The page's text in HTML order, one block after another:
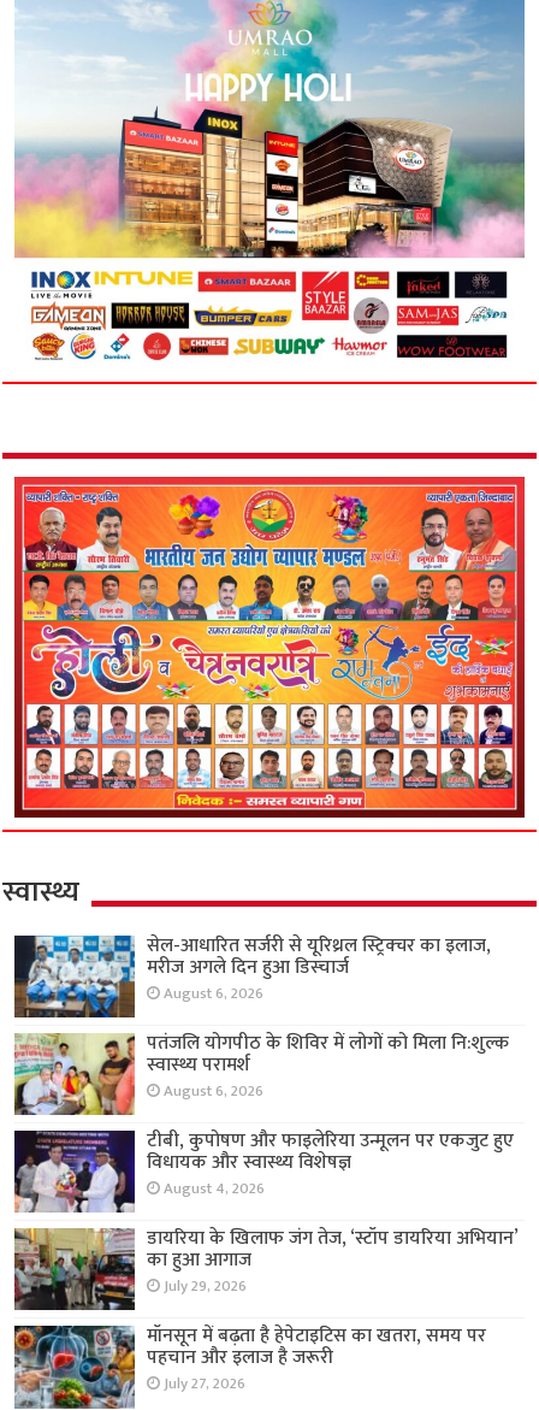
स्वास्थ्य
सेल-आधारित सर्जरी से यूरिथ्रल स्ट्रिक्चर का इलाज,
मरीज अगले दिन हुआ डिस्चार्ज
August 6, 2026
पतंजलि योगपीठ के शिविर में लोगों को मिला नि:शुल्क
स्वास्थ्य परामर्श
August 6, 2026
टीबी, कुपोषण और फाइलेरिया उन्मूलन पर एकजुट हुए
विधायक और स्वास्थ्य विशेषज्ञ
August 4, 2026
डायरिया के खिलाफ जंग तेज, ‘स्टॉप डायरिया अभियान’
का हुआ आगाज
July 29, 2026
मॉनसून में बढ़ता है हेपेटाइटिस का खतरा, समय पर
पहचान और इलाज है जरूरी
July 27, 2026